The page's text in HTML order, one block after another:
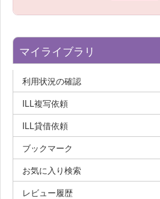
マイライブラリ
利用状況の確認
ILL複写依頼
ILL貸借依頼
ブックマーク
お気に入り検索
レビュー履歴